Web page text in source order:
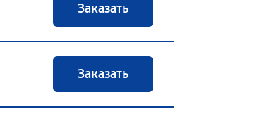
Заказать
Заказать